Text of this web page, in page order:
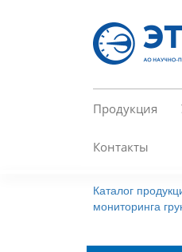
Продукция
Контакты
Каталог
мониторинга